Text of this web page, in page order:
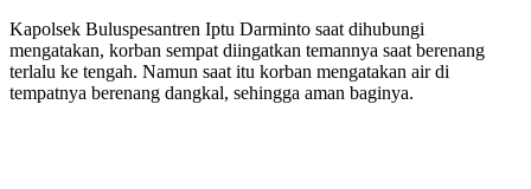
Kapolsek Buluspesantren Iptu Darminto saat dihubungi
mengatakan, korban sempat diingatkan temannya saat berenang
terlalu ke tengah. Namun saat itu korban mengatakan air di
tempatnya berenang dangkal, sehingga aman baginya.